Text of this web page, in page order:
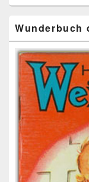
Wunderbuch